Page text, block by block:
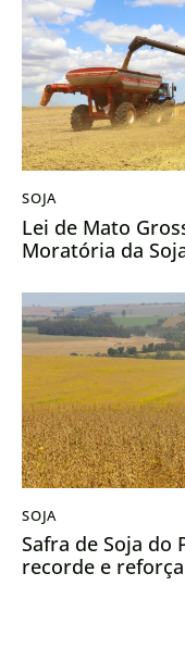
SOJA
Lei de Mato
Moratória da
SOJA
Safra de Soja do
recorde e